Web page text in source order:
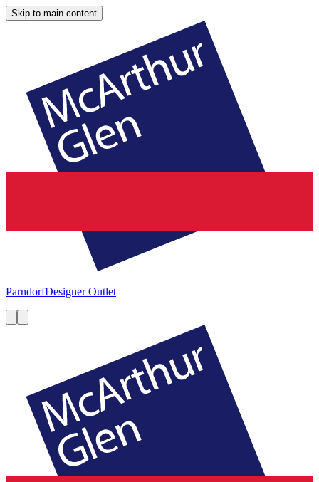
Skip to main content
ParndorfDesigner Outlet